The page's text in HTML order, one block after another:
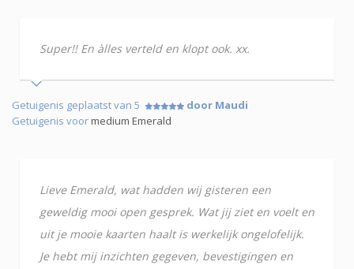
Super!! En àlles verteld en klopt ook. xx.
Getuigenis geplaatst van 5
door Maudi
Getuigenis voormedium Emerald
Lieve Emerald, wat hadden wij gisteren een
geweldig mooi open gesprek. Wat jij ziet en voelt en
uit je mooie kaarten haalt is werkelijk ongelofelijk.
Je hebt mij inzichten gegeven, bevestigingen en